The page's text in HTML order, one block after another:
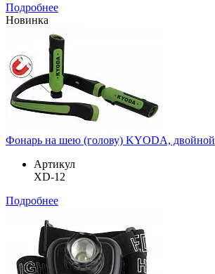
Подробнее
Новинка
Фонарь на шею (голову) KYODA, двойной
Артикул
XD-12
Подробнее